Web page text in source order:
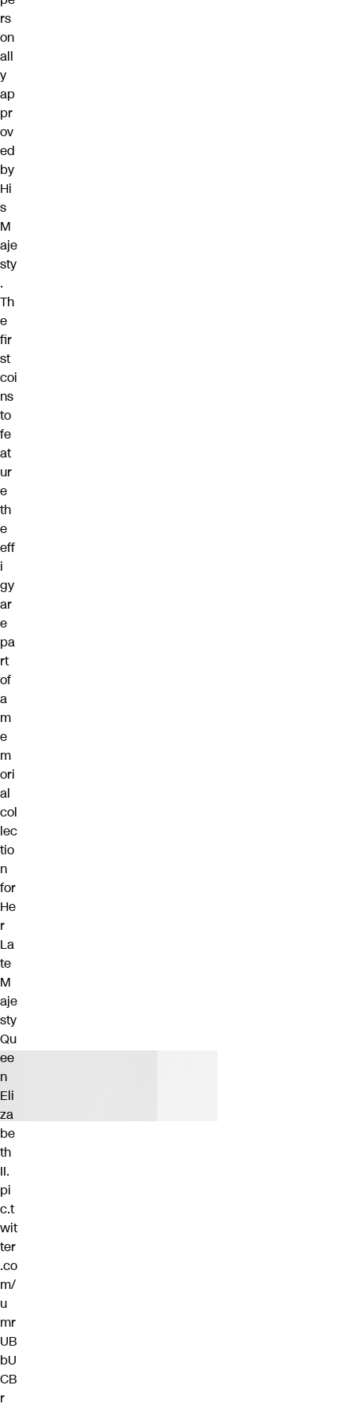
rs
on
all
y
ap
pr
ov
ed
by
Hi
s
M
aje
sty
.
Th
e
fir
st
coi
ns
to
fe
at
ur
e
th
e
eff
i
gy
ar
e
pa
rt
of
a
m
e
m
ori
al
col
lec
tio
n
for
He
r
La
te
M
aje
sty
Qu
ee
n
Eli
za
be
th
II.
pi
c.t
wit
ter
.co
m/
u
mr
UB
bU
CB
r